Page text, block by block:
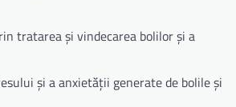
tratarea și vindecarea bolilor și a
și a anxietății generate de bolile și